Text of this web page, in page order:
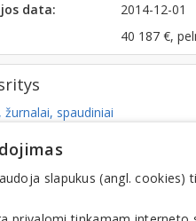
data:
2014-12-01
40 187 €,
žurnalai, spaudiniai
slapukus (angl.